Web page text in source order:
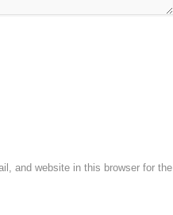
and website in this browser for the